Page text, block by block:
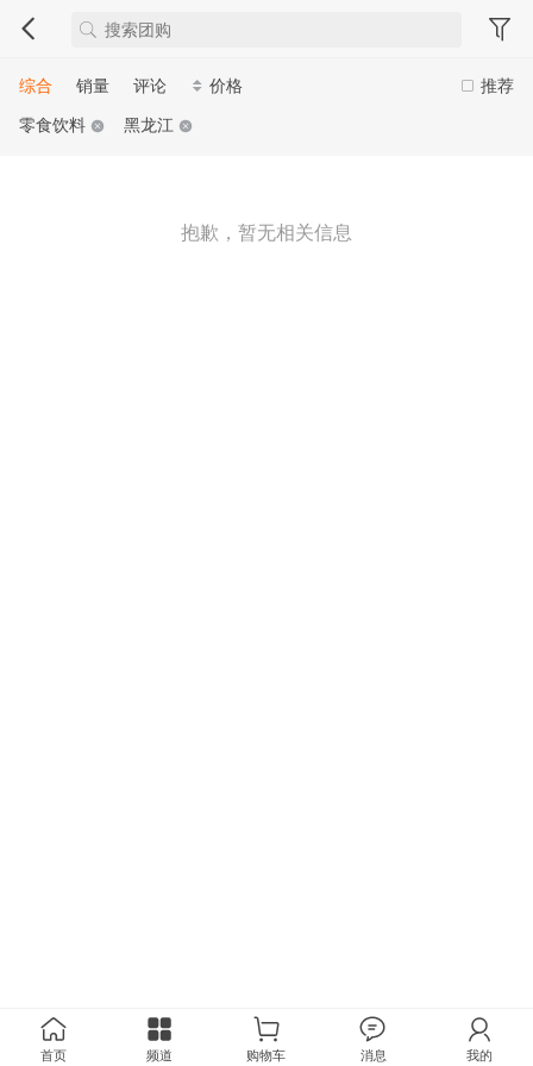
推荐
综合 销量 评论
价格
零食饮料
黑龙江
抱歉，暂无相关信息
首页 频道 购物车 消息 我的